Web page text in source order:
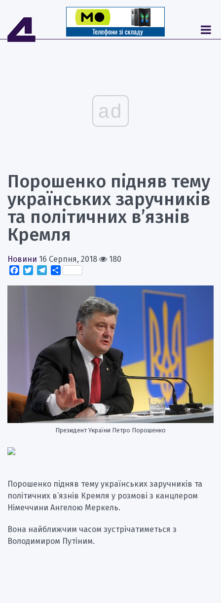
ad
Порошенко підняв тему
українських заручників
та політичних в’язнів
Кремля
Новини 16 Серпня, 2018
180
Facebook
TwitterTelegram
Поділитися
Президент України Петро Порошенко
Порошенко підняв тему українських заручників та
політичних в’язнів Кремля у розмові з канцлером
Німеччини Ангелою Меркель.
Вона найближчим часом зустрічатиметься з
Володимиром Путіним.